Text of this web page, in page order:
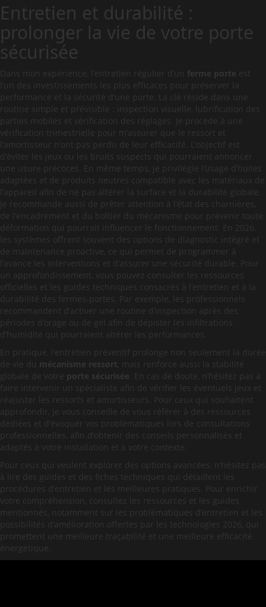
Entretien et durabilité :
prolonger la vie de votre porte
sécurisée
Dans mon expérience, l’entretien régulier d’un ferme porte est
l’un des investissements les plus efficaces pour préserver la
performance et la sécurité d’une porte. La clé réside dans une
routine simple et prévisible : inspection visuelle, lubrification des
parties mobiles et vérification des réglages. Je procède à une
vérification trimestrielle pour m’assurer que le ressort et
l’amortisseur n’ont pas perdu de leur efficacité. L’objectif est
d’éviter les jeux ou les bruits suspects qui pourraient annoncer
une usure précoces. En même temps, je privilégie l’usage d’huiles
adaptées et de produits neutres compatible avec les matériaux de
l’appareil afin de ne pas altérer la surface et la durabilité globale.
Je recommande aussi de prêter attention à l’état des charnières,
de l’encadrement et du boîtier du mécanisme pour prévenir toute
déformation qui pourrait influencer le fonctionnement. En 2026,
les systèmes offrent souvent des options de diagnostic intégré et
de maintenance proactive, ce qui permet de programmer à
l’avance les interventions et d’assurer une sécurité durable. Pour
un approfondissement, vous pouvez consulter les ressources
officielles et les guides techniques consacrés à l’entretien et à la
durabilité des fermes-portes. Par exemple, les professionnels
recommandent d’activer une routine d’inspection après des
périodes d’orage ou de gel afin de dépister les infiltrations
d’humidité qui pourraient altérer les performances.
En pratique, l’entretien préventif prolonge non seulement la durée
de vie du
mécanisme ressort , mais renforce aussi la stabilité
globale de votre porte sécurisée . En cas de doute, n’hésitez pas à
faire intervenir un spécialiste afin de vérifier les éventuels jeux et
réajuster les ressorts et amortisseurs. Pour ceux qui souhaitent
approfondir, je vous conseille de vous référer à des ressources
dédiées et d’évoquer vos problématiques lors de consultations
professionnelles, afin d’obtenir des conseils personnalisés et
adaptés à votre installation et à votre contexte.
Pour ceux qui veulent explorer des options avancées, n’hésitez pas
à lire des guides et des fiches techniques qui détaillent les
procédures d’entretien et les meilleures pratiques. Pour enrichir
votre compréhension, consultez les ressources et les guides
mentionnés, notamment sur les problématiques d’entretien et les
possibilités d’amélioration offertes par les technologies 2026, qui
promettent une meilleure traçabilité et une meilleure efficacité
énergétique.